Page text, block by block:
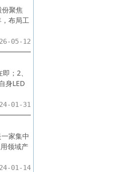
聚焦
布局工
05-12
；2、
身LED
01-31
家集中
领域产
01-14